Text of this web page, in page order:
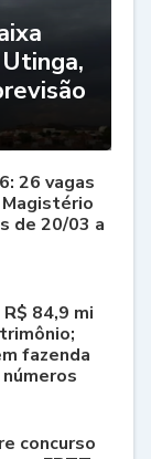
26 vagas
de 20/03 a
84,9 mi
fazenda
concurso